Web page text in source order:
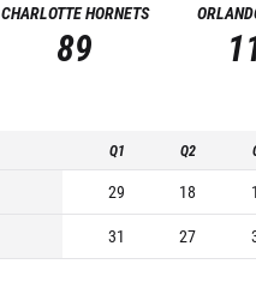
CHARLOTTE HORNETS
89
Q1 Q2
29 18
31 27